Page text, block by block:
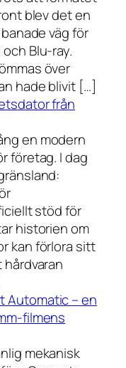
blev det en
väg för
Blu-ray.
över
hade blivit […]
från
en modern
företag. I dag
stöd för
historien om
kan förlora sitt
Automatic – en
filmens
mekanisk